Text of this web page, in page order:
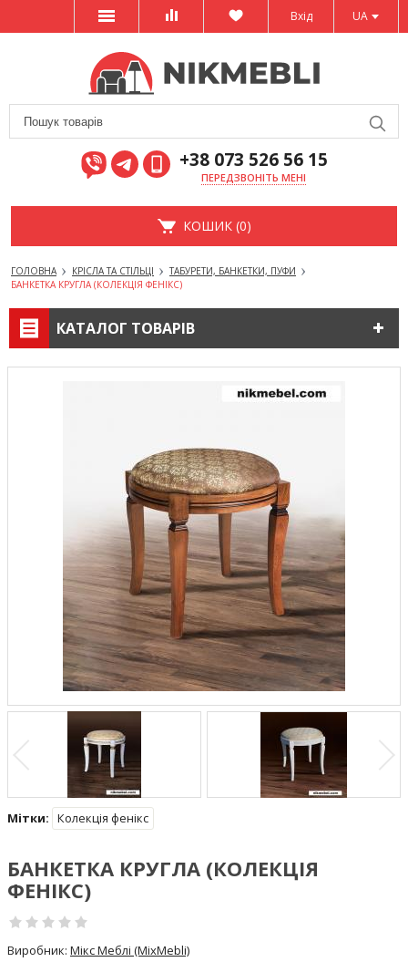
UA
Вхід
+38 073 526 56 15
ПЕРЕДЗВОНІТЬ МЕНІ
КОШИК (0)
ГОЛОВНА КРІСЛА ТА СТІЛЬЦІ
ТАБУРЕТИ, БАНКЕТКИ, ПУФИ
БАНКЕТКА КРУГЛА (КОЛЕКЦІЯ ФЕНІКС)
КАТАЛОГ ТОВАРІВ
Мітки: Колекція фенікс
БАНКЕТКА КРУГЛА (КОЛЕКЦІЯ
ФЕНІКС)
Виробник: Мікс Меблі (MixMebli)